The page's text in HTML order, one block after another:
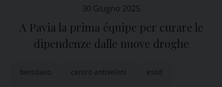
30 Giugno 2025
A Pavia la prima équipe per curare le
dipendenze dalle nuove droghe
bertolaso centro antiveleni esod